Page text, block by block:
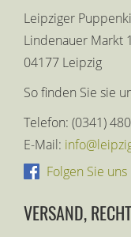
Leipziger
Lindenauer Markt
04177 Leipzig
So finden Sie sie
Telefon: (0341)
E-Mail:
Folgen Sie uns
VERSAND,